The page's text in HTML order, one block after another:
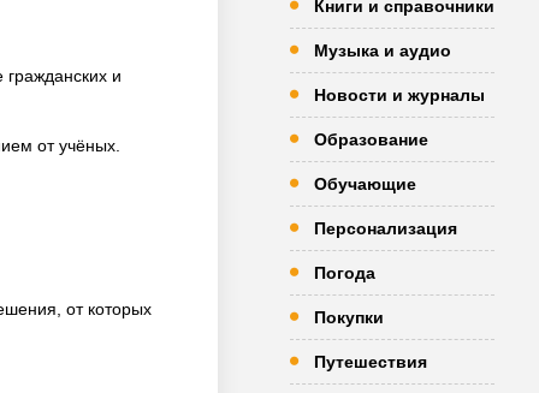
и
от учёных.
от которых
Книги и справочники
Музыка и аудио
Новости и журналы
Образование
Обучающие
Персонализация
Погода
Покупки
Путешествия